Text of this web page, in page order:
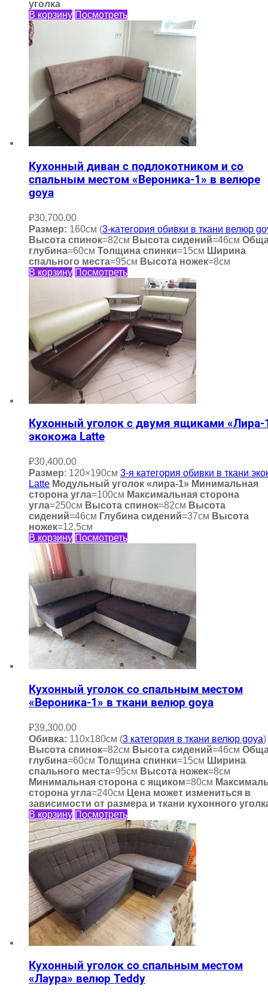
уголка
В корзину Посмотреть
Кухонный диван с подлокотником и со
спальным местом «Вероника-1» в велюре
goya
₽30,700.00
Размер: 160см (3-категория обивки в ткани велюр
Высота спинок=82см Высота сидений=46см
глубина=60см Толщина спинки=15см Ширина
спального места=95см Высота ножек=8см
В корзину Посмотреть
Кухонный уголок с двумя ящиками «Лира-
экокожа Latte
₽30,400.00
Размер: 120×190см 3-я категория обивки в ткани
Latte Модульный уголок «лира-1» Минимальная
сторона угла=100см Максимальная сторона
угла=250см Высота спинок=82см Высота
сидений=46см Глубина сидений=37см Высота
ножек=12,5см
В корзину Посмотреть
Кухонный уголок со спальным местом
«Вероника-1» в ткани велюр goya
₽39,300.00
Обивка: 110х180см (3 категория в ткани велюр goya)
Высота спинок=82см Высота сидений=46см
глубина=60см Толщина спинки=15см Ширина
спального места=95см Высота ножек=8см
Минимальная сторона с ящиком=80см
сторона угла=240см Цена может измениться в
зависимости от размера и ткани кухонного
В корзину Посмотреть
Кухонный уголок со спальным местом
«Лаура» велюр Teddy